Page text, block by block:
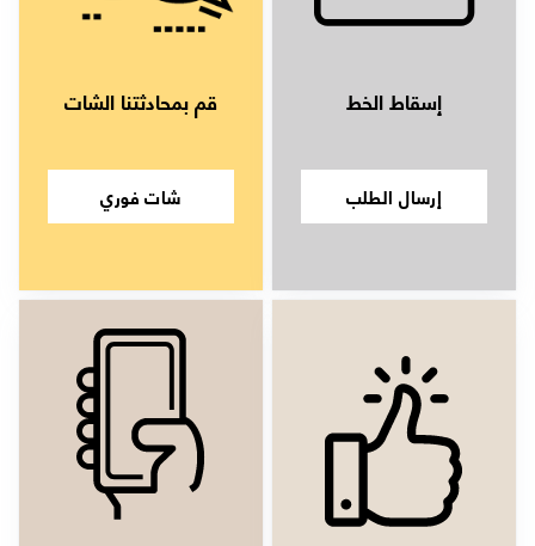
قم بمحادثتنا الشات
شات فوري
إسقاط الخط
إرسال الطلب